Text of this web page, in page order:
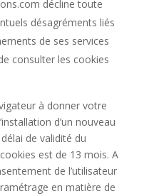
décline toute
désagréments liés
de ses services
consulter les cookies
à donner votre
d’un nouveau
de validité du
est de 13 mois. A
de l’utilisateur
en matière de